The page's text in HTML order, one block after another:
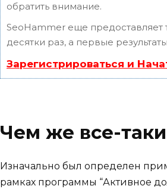
обратить внимание.
SeoHammer еще предоставляет
десятки раз, а первые
Зарегистрироваться и
Чем же все-
Изначально был определен
рамках программы “Активное